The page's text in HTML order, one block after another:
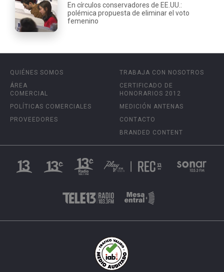
En círculos conservadores de EE.UU.:
polémica propuesta de eliminar el voto
femenino
QUIÉNES SOMOS
ÁREA
COMERCIAL
POLÍTICAS COMERCIALES
PROVEEDORES
TRABAJA CON NOSOTROS
CERTIFICADO DE
HONORARIOS 2012
MEDICIÓN ANTENAS
CONTACTO
BRANDED CONTENT